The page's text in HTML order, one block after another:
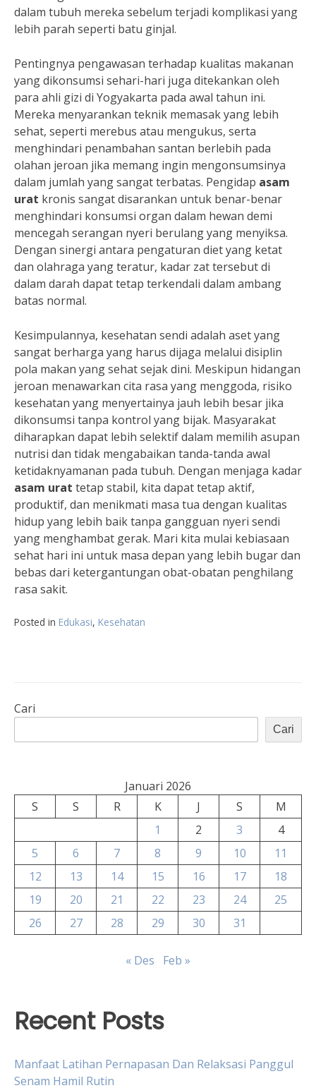
dalam tubuh mereka sebelum terjadi komplikasi yang
lebih parah seperti batu ginjal.
Pentingnya pengawasan terhadap kualitas makanan
yang dikonsumsi sehari-hari juga ditekankan oleh
para ahli gizi di Yogyakarta pada awal tahun ini.
Mereka menyarankan teknik memasak yang lebih
sehat, seperti merebus atau mengukus, serta
menghindari penambahan santan berlebih pada
olahan jeroan jika memang ingin mengonsumsinya
dalam jumlah yang sangat terbatas. Pengidap asam
urat kronis sangat disarankan untuk benar-benar
menghindari konsumsi organ dalam hewan demi
mencegah serangan nyeri berulang yang menyiksa.
Dengan sinergi antara pengaturan diet yang ketat
dan olahraga yang teratur, kadar zat tersebut di
dalam darah dapat tetap terkendali dalam ambang
batas normal.
Kesimpulannya, kesehatan sendi adalah aset yang
sangat berharga yang harus dijaga melalui disiplin
pola makan yang sehat sejak dini. Meskipun hidangan
jeroan menawarkan cita rasa yang menggoda, risiko
kesehatan yang menyertainya jauh lebih besar jika
dikonsumsi tanpa kontrol yang bijak. Masyarakat
diharapkan dapat lebih selektif dalam memilih asupan
nutrisi dan tidak mengabaikan tanda-tanda awal
ketidaknyamanan pada tubuh. Dengan menjaga kadar
asam urat tetap stabil, kita dapat tetap aktif,
produktif, dan menikmati masa tua dengan kualitas
hidup yang lebih baik tanpa gangguan nyeri sendi
yang menghambat gerak. Mari kita mulai kebiasaan
sehat hari ini untuk masa depan yang lebih bugar dan
bebas dari ketergantungan obat-obatan penghilang
rasa sakit.
Posted in Edukasi, Kesehatan
Cari
Cari
Januari 2026
S
S R K J S
M
1
2 3
4
5
6 7 8 9 10
11
12
13 14 15 16 17
18
19
20 21 22 23 24
25
26
27 28 29 30 31
« Des Feb »
Recent Posts
Manfaat Latihan Pernapasan Dan Relaksasi Panggul
Senam Hamil Rutin